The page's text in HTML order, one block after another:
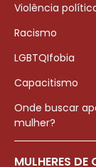
Violência
Racismo
LGBTQIfobia
Capacitismo
Onde buscar
mulher?
MULHERES DE